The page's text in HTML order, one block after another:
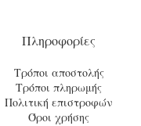
Πληροφορίες
Τρόποι αποστολής
Τρόποι πληρωμής
Πολιτική επιστροφών
Όροι χρήσης